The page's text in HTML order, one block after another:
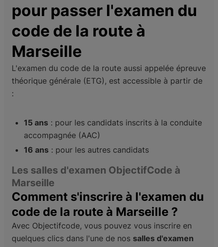
pour passer l'examen du
code de la route à
Marseille
L'examen du code de la route aussi appelée épreuve
théorique générale (ETG), est accessible à partir de
:
15 ans : pour les candidats inscrits à la conduite
accompagnée (AAC)
16 ans : pour les autres candidats
Les salles d'examen ObjectifCode à
Marseille
Comment s'inscrire à l'examen du
code de la route à Marseille ?
Avec Objectifcode, vous pouvez vous inscrire en
quelques clics dans l'une de nos salles d'examen